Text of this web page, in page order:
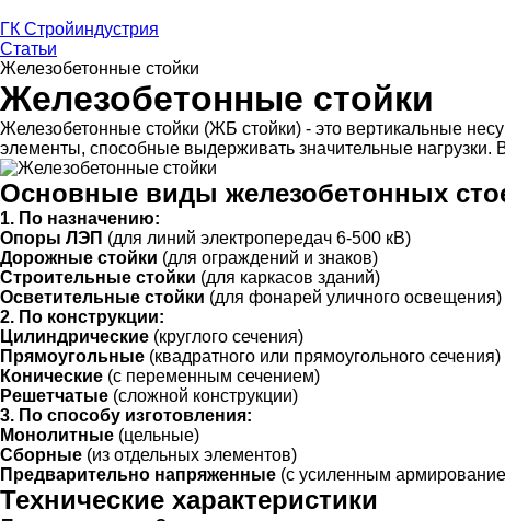
ГК Стройиндустрия
Статьи
Железобетонные стойки
Железобетонные стойки
Железобетонные стойки (ЖБ стойки) - это вертикальные
элементы, способные выдерживать значительные
Основные виды железобетонных
1. По назначению:
Опоры ЛЭП (для линий электропередач 6-500 кВ)
Дорожные стойки (для ограждений и знаков)
Строительные стойки (для каркасов зданий)
Осветительные стойки (для фонарей уличного освещения)
2. По конструкции:
Цилиндрические (круглого сечения)
Прямоугольные (квадратного или прямоугольного сечения)
Конические (с переменным сечением)
Решетчатые (сложной конструкции)
3. По способу изготовления:
Монолитные (цельные)
Сборные (из отдельных элементов)
Предварительно напряженные (с усиленным
Технические характеристики